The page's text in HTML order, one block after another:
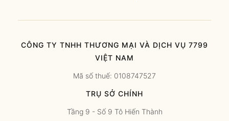
CÔNG TY TNHH THƯƠNG MẠI VÀ DỊCH VỤ 7799
VIỆT NAM
Mã số thuế: 0108747527
TRỤ SỞ CHÍNH
Tầng 9 - Số 9 Tô Hiến Thành